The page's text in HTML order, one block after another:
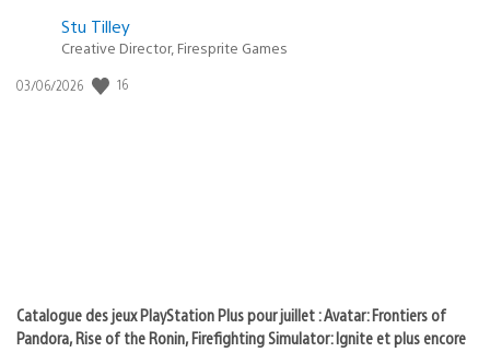
Postée
:
Stu Tilley
Creative Director, Firesprite Games
Date
03/06/2026 16
Catalogue des jeux PlayStation Plus pour juillet : Avatar: Frontiers of
Pandora, Rise of the Ronin, Firefighting Simulator: Ignite et plus encore